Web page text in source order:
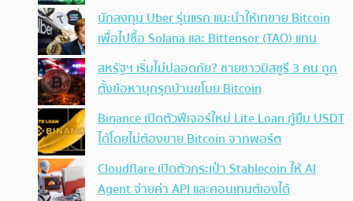
นักลงทุน Uber รุ่นแรก แนะนำให้เทขาย Bitcoin
เพื่อไปซื้อ Solana และ Bittensor (TAO) แทน
สหรัฐฯ เริ่มไม่ปลอดภัย? ชายชาวมิสซูรี 3 คน ถูก
ตั้งข้อหาบุกรุกบ้านขโมย Bitcoin
Binance เปิดตัวฟีเจอร์ใหม่ Lite Loan กู้ยืม USDT
ได้โดยไม่ต้องขาย Bitcoin จากพอร์ต
Cloudflare เปิดตัวกระเป๋า Stablecoin ให้ AI
Agent จ่ายค่า API และคอนเทนต์เองได้